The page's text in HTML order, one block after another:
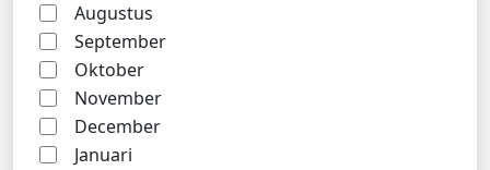
Augustus
September
Oktober
November
December
Januari